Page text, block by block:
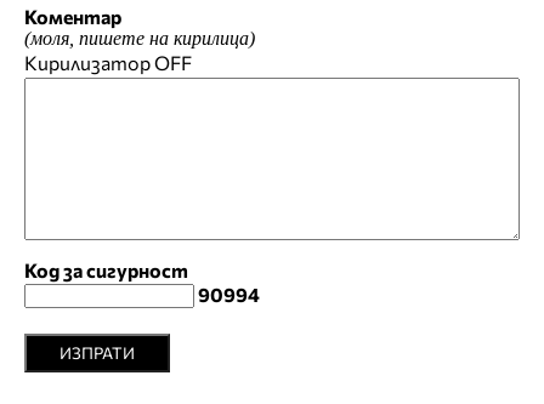
Коментар
(моля, пишете на кирилица)
КирилизаторOFF
Код за сигурност
90994
ИЗПРАТИ